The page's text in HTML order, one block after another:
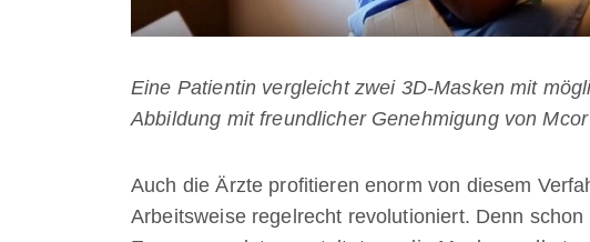
Eine Patientin vergleicht zwei 3D-Masken mit
Abbildung mit freundlicher Genehmigung von
Auch die Ärzte profitieren enorm von diesem
Arbeitsweise regelrecht revolutioniert. Denn schon